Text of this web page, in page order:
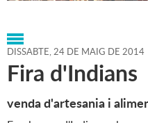
DISSABTE,24 DE MAIG DE 2014
Fira d'Indians
venda d'artesania i